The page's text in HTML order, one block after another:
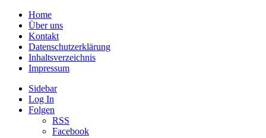
Home
Über uns
Kontakt
Datenschutzerklärung
Inhaltsverzeichnis
Impressum
Sidebar
Log In
Folgen
RSS
Facebook